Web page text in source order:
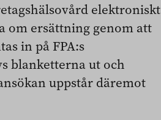
elektroniskt
om ersättning genom att
in på FPA:s
blanketterna ut och
uppstår däremot